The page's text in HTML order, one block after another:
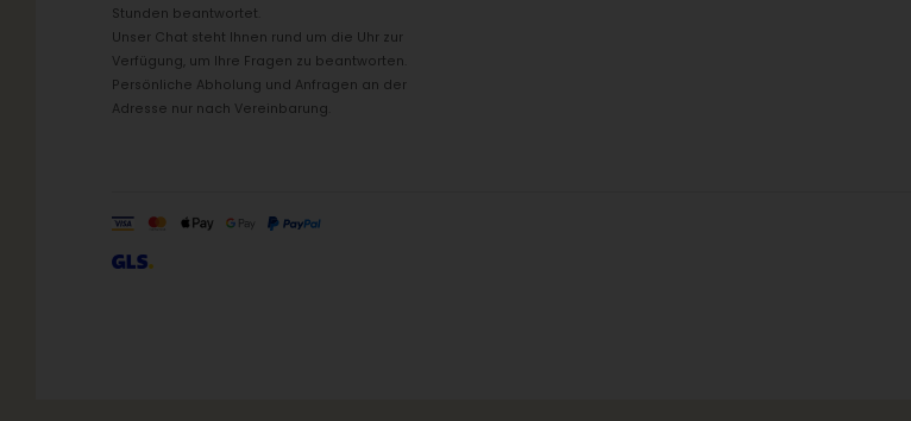
Stunden beantwortet.
Unser Chat steht Ihnen rund um die Uhr zur
Verfügung, um Ihre Fragen zu beantworten.
Persönliche Abholung und Anfragen an der
Adresse nur nach Vereinbarung.